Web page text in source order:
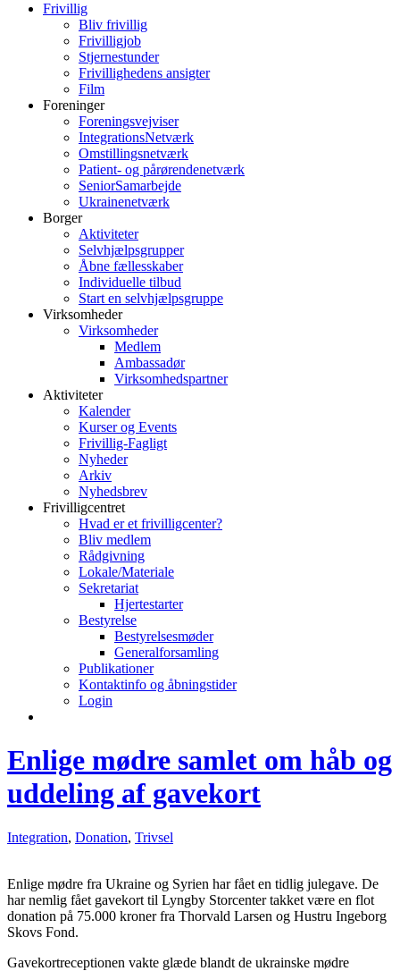
Frivillig
Bliv frivillig
Frivilligjob
Stjernestunder
Frivillighedens ansigter
Film
Foreninger
Foreningsvejviser
IntegrationsNetværk
Omstillingsnetværk
Patient- og pårørendenetværk
SeniorSamarbejde
Ukrainenetværk
Borger
Aktiviteter
Selvhjælpsgrupper
Åbne fællesskaber
Individuelle tilbud
Start en selvhjælpsgruppe
Virksomheder
Virksomheder
Medlem
Ambassadør
Virksomhedspartner
Aktiviteter
Kalender
Kurser og Events
Frivillig-Fagligt
Nyheder
Arkiv
Nyhedsbrev
Frivilligcentret
Hvad er et frivilligcenter?
Bliv medlem
Rådgivning
Lokale/Materiale
Sekretariat
Hjertestarter
Bestyrelse
Bestyrelsesmøder
Generalforsamling
Publikationer
Kontaktinfo og åbningstider
Login
Enlige mødre samlet om håb og
uddeling af gavekort
Integration, Donation, Trivsel
Enlige mødre fra Ukraine og Syrien har fået en tidlig julegave. De
har nemlig fået gavekort til Lyngby Storcenter takket være en flot
donation på 75.000 kroner fra Thorvald Larsen og Hustru Ingeborg
Skovs Fond.
Gavekortreceptionen vakte glæde blandt de ukrainske mødre